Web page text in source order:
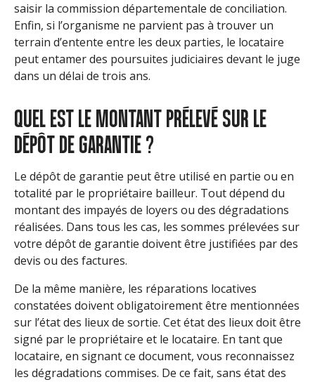
saisir la commission départementale de conciliation.
Enfin, si l’organisme ne parvient pas à trouver un
terrain d’entente entre les deux parties, le locataire
peut entamer des poursuites judiciaires devant le juge
dans un délai de trois ans.
QUEL EST LE MONTANT PRÉLEVÉ SUR LE
DÉPÔT DE GARANTIE ?
Le dépôt de garantie peut être utilisé en partie ou en
totalité par le propriétaire bailleur. Tout dépend du
montant des impayés de loyers ou des dégradations
réalisées. Dans tous les cas, les sommes prélevées sur
votre dépôt de garantie doivent être justifiées par des
devis ou des factures.
De la même manière, les réparations locatives
constatées doivent obligatoirement être mentionnées
sur l’état des lieux de sortie. Cet état des lieux doit être
signé par le propriétaire et le locataire. En tant que
locataire, en signant ce document, vous reconnaissez
les dégradations commises. De ce fait, sans état des